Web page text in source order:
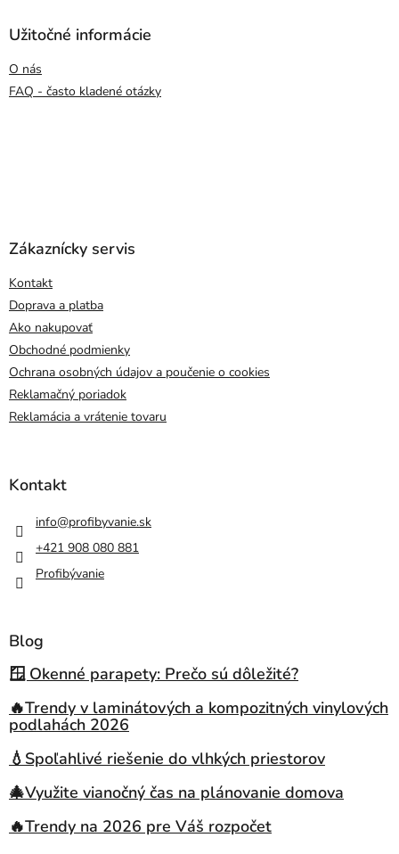
Užitočné informácie
O nás
FAQ - často kladené otázky
Zákaznícky servis
Kontakt
Doprava a platba
Ako nakupovať
Obchodné podmienky
Ochrana osobných údajov a poučenie o cookies
Reklamačný poriadok
Reklamácia a vrátenie tovaru
Kontakt
info@profibyvanie.sk
+421 908 080 881
Profibývanie
Blog
🪟 Okenné parapety: Prečo sú dôležité?
🔥Trendy v laminátových a kompozitných vinylových
podlahách 2026
💧Spoľahlivé riešenie do vlhkých priestorov
🎄Využite vianočný čas na plánovanie domova
🔥Trendy na 2026 pre Váš rozpočet